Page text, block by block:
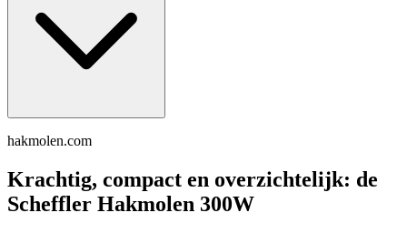
hakmolen.com
Krachtig, compact en overzichtelijk: de
Scheffler Hakmolen 300W